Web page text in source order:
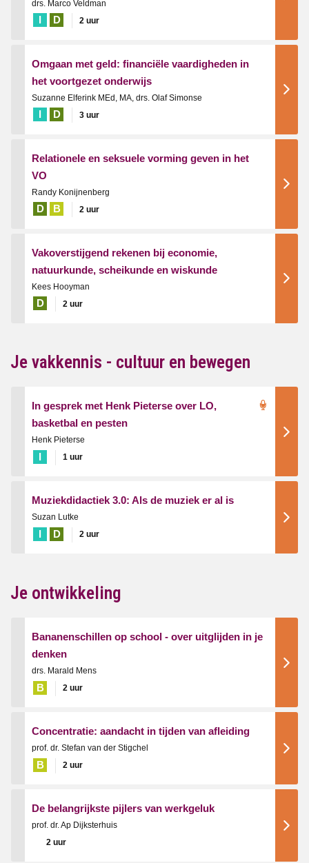
drs. Marco Veldman
I D 2 uur
Omgaan met geld: financiële vaardigheden in
het voortgezet onderwijs
Suzanne Elferink MEd, MA, drs. Olaf Simonse
I D 3 uur
Relationele en seksuele vorming geven in het
VO
Randy Konijnenberg
D B 2 uur
Vakoverstijgend rekenen bij economie,
natuurkunde, scheikunde en wiskunde
Kees Hooyman
D 2 uur
Je vakkennis - cultuur en bewegen
In gesprek met Henk Pieterse over LO,
basketbal en pesten
Henk Pieterse
I 1 uur
Muziekdidactiek 3.0: Als de muziek er al is
Suzan Lutke
I D 2 uur
Je ontwikkeling
Bananenschillen op school - over uitglijden in je
denken
drs. Marald Mens
B 2 uur
Concentratie: aandacht in tijden van afleiding
prof. dr. Stefan van der Stigchel
B 2 uur
De belangrijkste pijlers van werkgeluk
prof. dr. Ap Dijksterhuis
2 uur